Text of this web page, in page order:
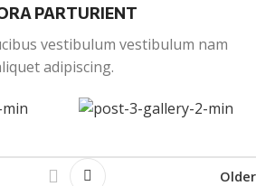
PARTURIENT
vestibulum vestibulum nam
adipiscing.
Older